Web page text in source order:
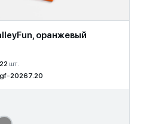
оранжевый
22 шт.
gf-20267.20